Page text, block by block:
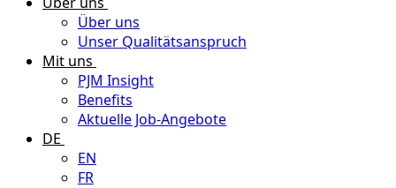
Über uns
Unser Qualitätsanspruch
Mit uns
PJM Insight
Benefits
Aktuelle Job-Angebote
DE
EN
FR